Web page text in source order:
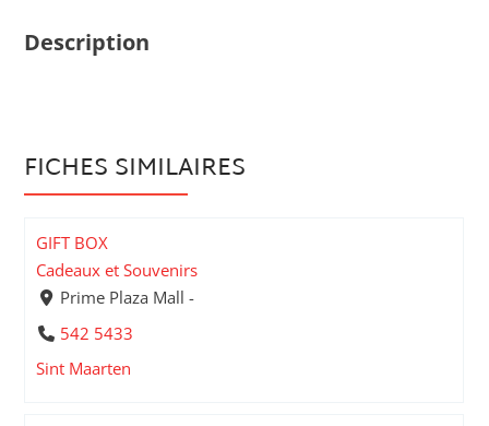
Description
FICHES SIMILAIRES
GIFT BOX
Cadeaux et Souvenirs
Prime Plaza Mall -
542 5433
Sint Maarten